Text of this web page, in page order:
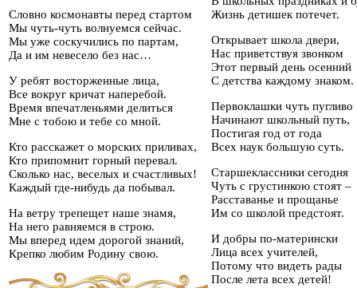
Словно космонавты перед стартом
Мы чуть-чуть волнуемся сейчас.
Мы уже соскучились по партам,
Да и им невесело без нас…
У ребят восторженные лица,
Все вокруг кричат наперебой.
Время впечатленьями делиться
Мне с тобою и тебе со мной.
Кто расскажет о морских приливах,
Кто припомнит горный перевал.
Сколько нас, веселых и счастливых!
Каждый где-нибудь да побывал.
На ветру трепещет наше знамя,
На него равняемся в строю.
Мы вперед идем дорогой знаний,
Крепко любим Родину свою.
Жизнь детишек потечет.
Открывает школа двери,
Нас приветствуя звонком
Этот первый день осенний
С детства каждому знаком.
Первоклашки чуть пугливо
Начинают школьный путь,
Постигая год от года
Всех наук большую суть.
Старшеклассники сегодня
Чуть с грустинкою стоят –
Расставанье и прощанье
Им со школой предстоят.
И добры по-матерински
Лица всех учителей,
Потому что видеть рады
После лета всех детей!